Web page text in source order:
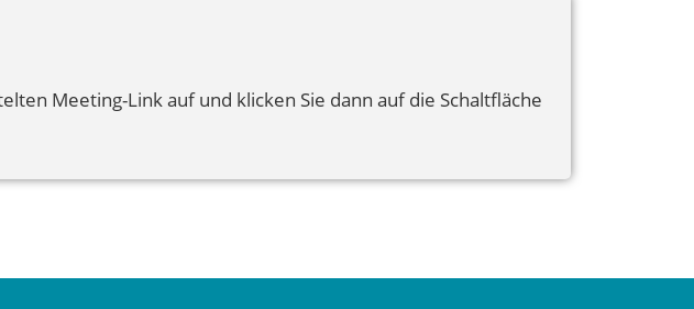
Meeting-Link auf und klicken Sie dann auf die Schaltfläche